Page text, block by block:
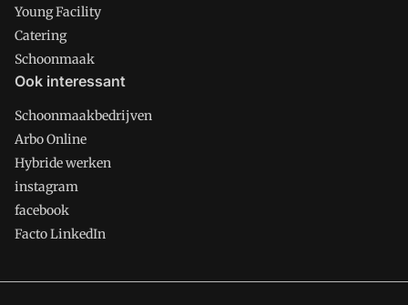
Young Facility
Catering
Schoonmaak
Ook interessant
Schoonmaakbedrijven
Arbo Online
Hybride werken
instagram
facebook
Facto LinkedIn